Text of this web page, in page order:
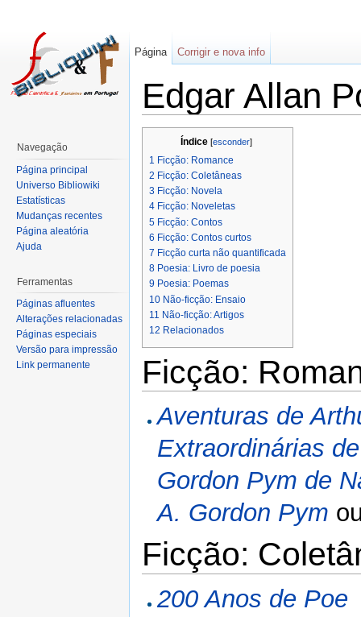
Edgar Allan
Índice [esconder]
1 Ficção: Romance
2 Ficção: Coletâneas
3 Ficção: Novela
4 Ficção: Noveletas
5 Ficção: Contos
6 Ficção: Contos curtos
7 Ficção curta não quantificada
8 Poesia: Livro de poesia
9 Poesia: Poemas
10 Não-ficção: Ensaio
11 Não-ficção: Artigos
12 Relacionados
Ficção:
Aventuras de
Extraordinárias
Gordon Pym de
A. Gordon Pym
Ficção:
200 Anos de Poe
Página Corrigir e nova info
Navegação
Página principal
Universo Bibliowiki
Estatísticas
Mudanças recentes
Página aleatória
Ajuda
Ferramentas
Páginas afluentes
Alterações relacionadas
Páginas especiais
Versão para impressão
Link permanente